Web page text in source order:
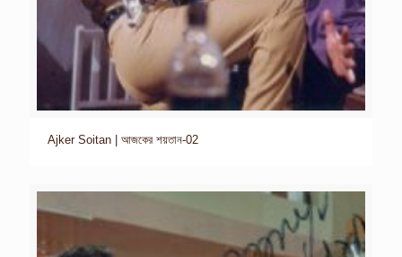
Ajker Soitan | আজকের শয়তান-02